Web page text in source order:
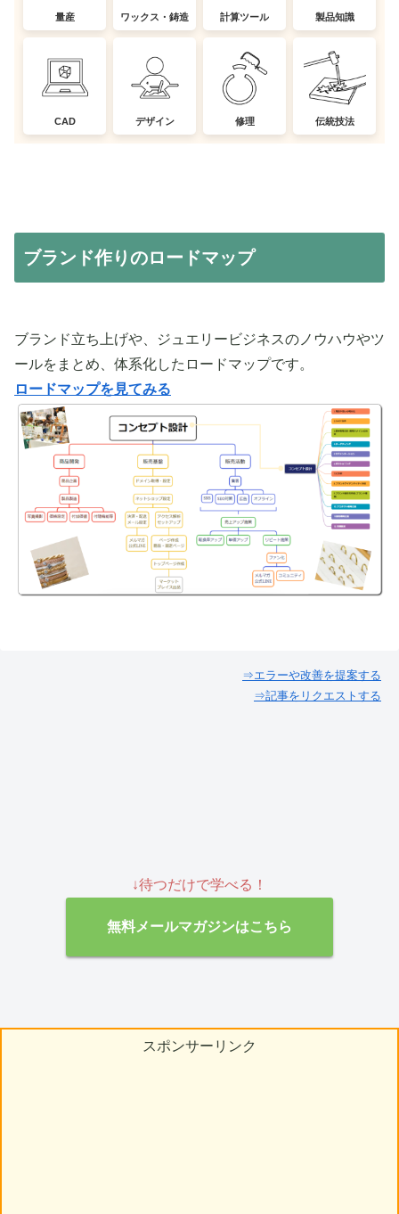
量産 ワックス・鋳造 計算ツール 製品知識
CAD デザイン 修理 伝統技法
ブランド作りのロードマップ
ブランド立ち上げや、ジュエリービジネスのノウハウやツ
ールをまとめ、体系化したロードマップです。
ロードマップを見てみる
⇒エラーや改善を提案する
⇒記事をリクエストする
↓待つだけで学べる！
無料メールマガジンはこちら
スポンサーリンク